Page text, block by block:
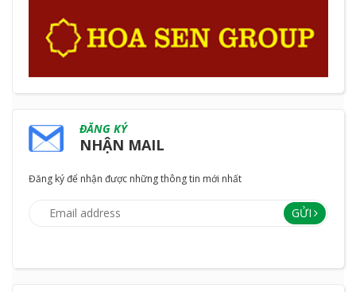
ĐĂNG KÝ
NHẬN MAIL
Đăng ký để nhận được những thông tin mới nhất
GỬI